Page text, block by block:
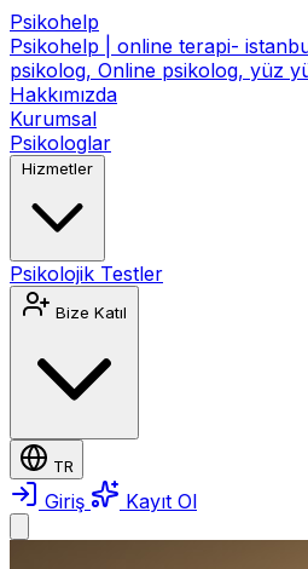
Psikohelp
Psikohelp | online terapi-
psikolog, Online psikolog, yüz
Hakkımızda
Kurumsal
Psikologlar
Hizmetler
Psikolojik Testler
Bize Katıl
TR
Giriş Kayıt Ol